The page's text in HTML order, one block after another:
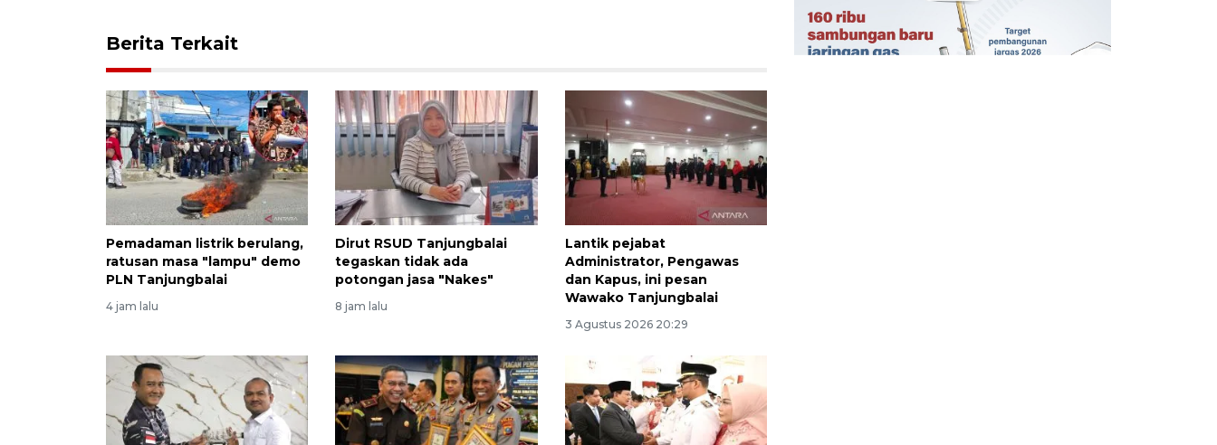
Berita Terkait
Pemadaman listrik berulang,
ratusan masa "lampu" demo
PLN Tanjungbalai
4 jam lalu
Dirut RSUD Tanjungbalai
tegaskan tidak ada
potongan jasa "Nakes"
8 jam lalu
Lantik pejabat
Administrator, Pengawas
dan Kapus, ini pesan
Wawako Tanjungbalai
3 Agustus 2026 20:29